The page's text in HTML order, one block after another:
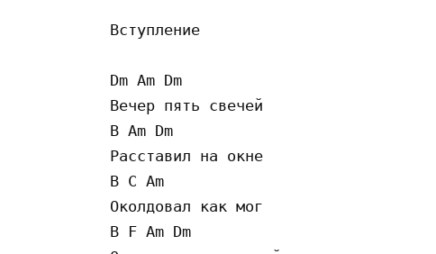
Вступление
Dm Am Dm
Вечер пять свечей
B Am Dm
Расставил на окне
B C Am
Околдовал как мог
B F Am Dm